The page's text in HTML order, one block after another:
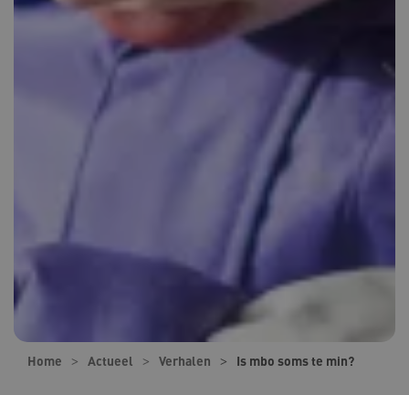
Home Actueel Verhalen Is mbo soms te min?